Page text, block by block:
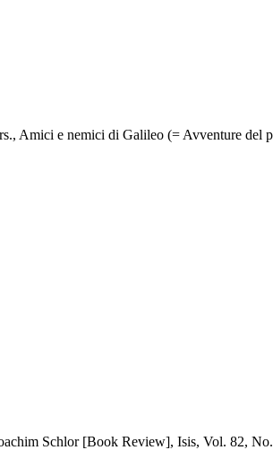
Amici e nemici di Galileo (= Avventure del
Schlor [Book Review], Isis, Vol. 82,